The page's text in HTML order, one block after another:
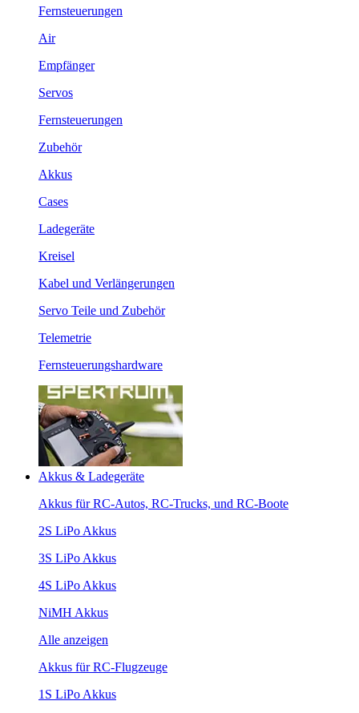
Fernsteuerungen
Air
Empfänger
Servos
Fernsteuerungen
Zubehör
Akkus
Cases
Ladegeräte
Kreisel
Kabel und Verlängerungen
Servo Teile und Zubehör
Telemetrie
Fernsteuerungshardware
Akkus & Ladegeräte
Akkus für RC-Autos, RC-Trucks, und RC-Boote
2S LiPo Akkus
3S LiPo Akkus
4S LiPo Akkus
NiMH Akkus
Alle anzeigen
Akkus für RC-Flugzeuge
1S LiPo Akkus